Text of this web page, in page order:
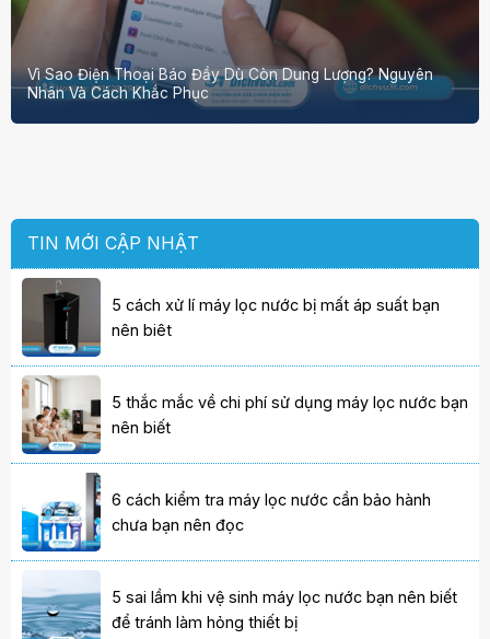
Vì Sao Điện Thoại Báo Đầy Dù Còn Dung Lượng? Nguyên
Nhân Và Cách Khắc Phục
TIN MỚI CẬP NHẬT
5 cách xử lí máy lọc nước bị mất áp suất bạn
nên biêt
5 thắc mắc về chi phí sử dụng máy lọc nước bạn
nên biết
6 cách kiểm tra máy lọc nước cần bảo hành
chưa bạn nên đọc
5 sai lầm khi vệ sinh máy lọc nước bạn nên biết
để tránh làm hỏng thiết bị